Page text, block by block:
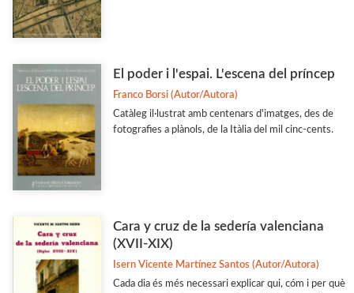
El poder i l'espai. L'escena del príncep
Franco Borsi (Autor/Autora)
Catàleg il·lustrat amb centenars d'imatges, des de
fotografies a plànols, de la Itàlia del mil cinc-cents.
Cara y cruz de la sedería valenciana
(XVII-XIX)
Isern Vicente Martínez Santos (Autor/Autora)
Cada dia és més necessari explicar qui, cóm i per què